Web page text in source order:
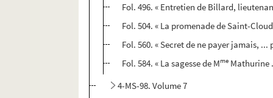
Fol. 496. « Entretien de Billard,
Fol. 504. « La promenade de Saint-
Fol. 560. « Secret de ne payer jamais,
Fol. 584. « La sagesse de Mme Mathurine
4-MS-98. Volume 7